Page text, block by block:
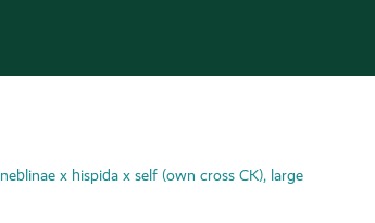
x hispida x self (own cross CK), large